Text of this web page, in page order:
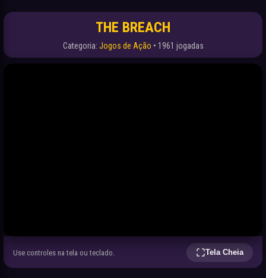
THE BREACH
Categoria: Jogos de Ação • 1961 jogadas
Use controles na tela ou teclado. Tela Cheia